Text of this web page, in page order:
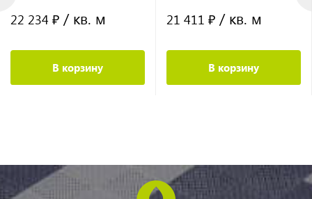
22 234 ₽ / кв. м
В корзину
21 411 ₽ / кв. м
В корзину